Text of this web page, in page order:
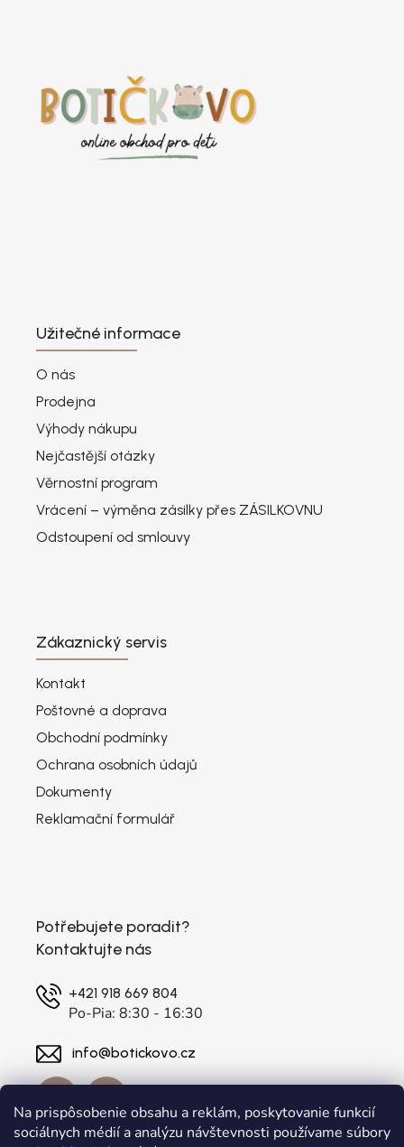
Na prispôsobenie obsahu a reklám, poskytovanie funkcií
sociálnych médií a analýzu návštevnosti používame súbory
Užitečné informace
O nás
Prodejna
Výhody nákupu
Nejčastější otázky
Věrnostní program
Vrácení – výměna zásilky přes ZÁSILKOVNU
Odstoupení od smlouvy
Zákaznický servis
Kontakt
Poštovné a doprava
Obchodní podmínky
Ochrana osobních údajů
Dokumenty
Reklamační formulář
Potřebujete poradit?
Kontaktujte nás
+421 918 669 804
Po-Pia: 8:30 - 16:30
info@botickovo.cz